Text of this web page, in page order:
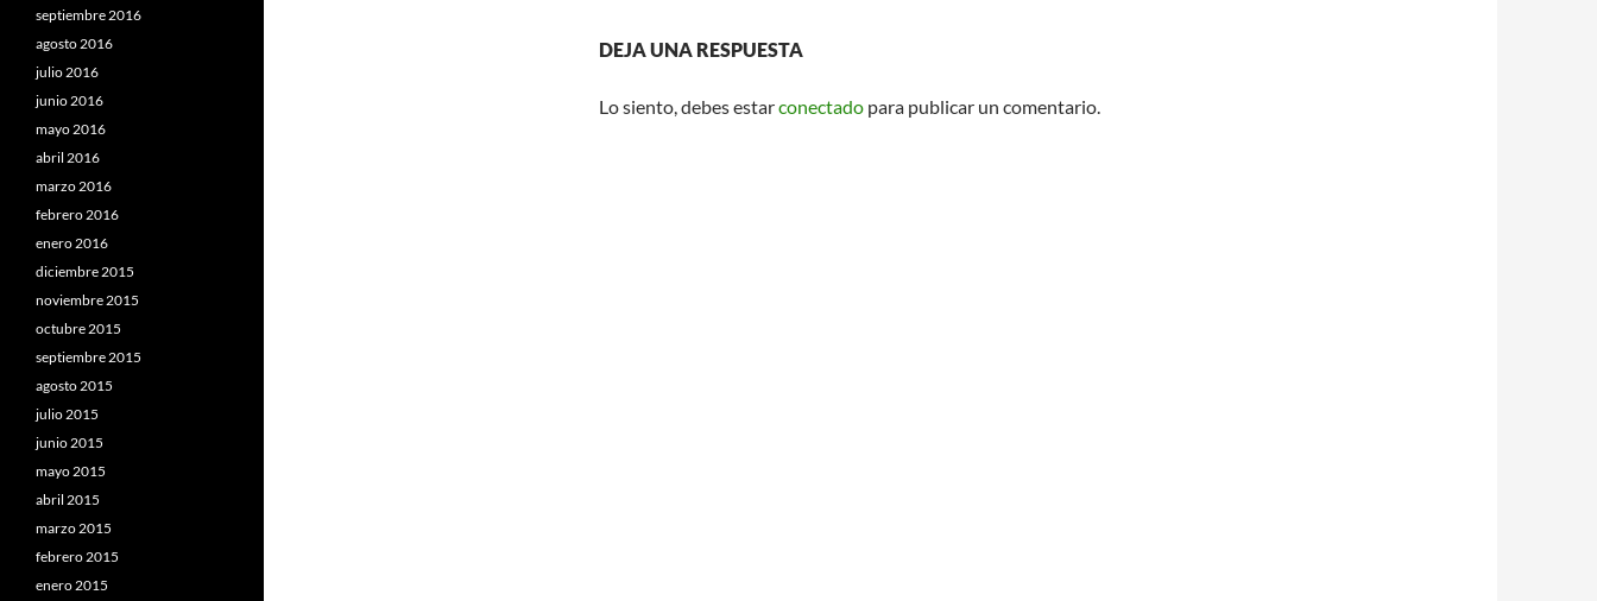
DEJA UNA RESPUESTA
Lo siento, debes estarconectado para publicar un comentario.
septiembre 2016
agosto 2016
julio 2016
junio 2016
mayo 2016
abril 2016
marzo 2016
febrero 2016
enero 2016
diciembre 2015
noviembre 2015
octubre 2015
septiembre 2015
agosto 2015
julio 2015
junio 2015
mayo 2015
abril 2015
marzo 2015
febrero 2015
enero 2015